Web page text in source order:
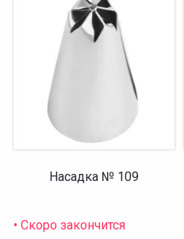
Насадка № 109
• Скоро закончится